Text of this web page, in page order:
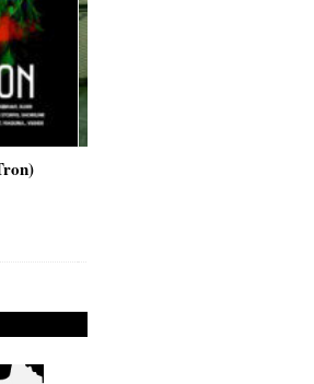
New Noise #80 (Quicksand)